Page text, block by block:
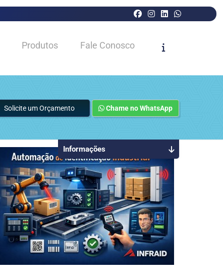
Produtos Fale Conosco
Solicite um Orçamento Chame no WhatsApp
Informações